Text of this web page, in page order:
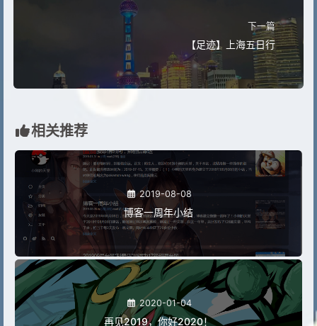
下一篇
【足迹】上海五日行
相关推荐
2019-08-08
博客一周年小结
2020-01-04
再见2019，你好2020！